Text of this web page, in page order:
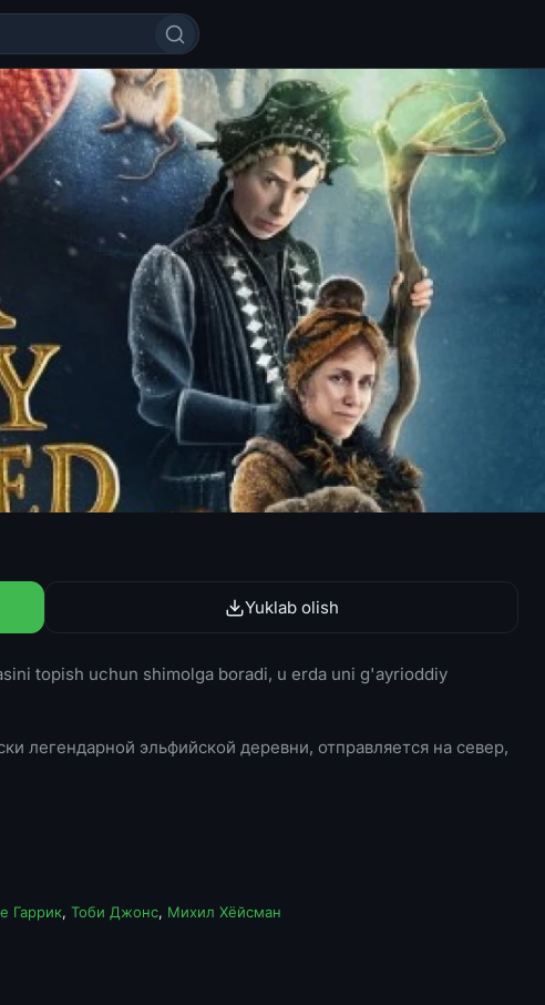
Ismli Bolakay Uzbek tilida
Yuklab olish
topish uchun shimolga boradi, u erda uni g'ayrioddiy
легендарной эльфийской деревни, отправляется на север,
Гаррик, Тоби Джонс, Михил Хёйсман